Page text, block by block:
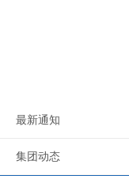
最新通知
集团动态